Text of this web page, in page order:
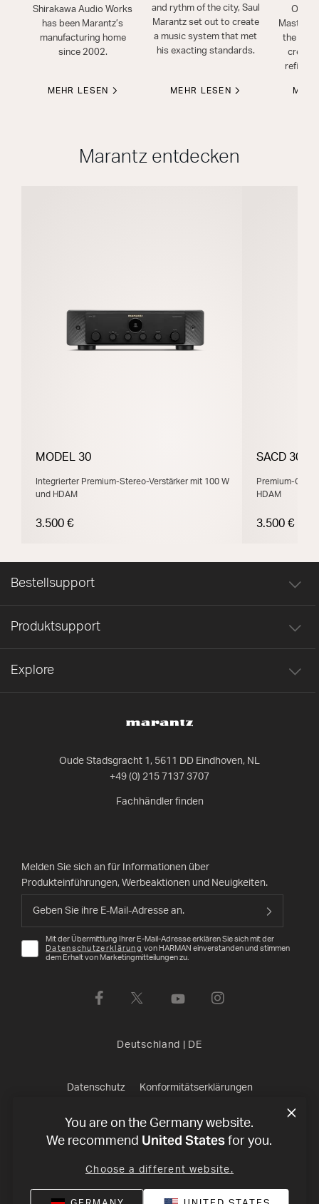
Shirakawa Audio Works
has been Marantz’s
manufacturing home
since 2002.
MEHR LESEN
and rythm of the city, Saul
Marantz set out to create
a music system that met
his exacting standards.
MEHR LESEN
Our
Masters
the art
create
refined
Marantz entdecken
MODEL 30
Integrierter Premium-Stereo-Verstärker mit 100 W
und HDAM
3.500 €
SACD 30n
Premium-CD-
HDAM
3.500 €
Oude Stadsgracht 1, 5611 DD Eindhoven, NL
+49 (0) 215 7137 3707
Fachhändler finden
Bestellsupport
Produktsupport
Explore
Melden Sie sich an für Informationen über
Produkteinführungen, Werbeaktionen und Neuigkeiten.
Mit der Übermittlung Ihrer E-Mail-Adresse erklären Sie sich mit der
Datenschutzerklärung von HARMAN einverstanden und stimmen
dem Erhalt von Marketingmitteilungen zu.
Deutschland DE
Datenschutz Konformitätserklärungen
Verkaufsbedingungen Impressum © 2026 Harman
International Industries, Incorporated. All rights reserved.
You are on the Germany website.
We recommend United States for you.
Choose a different website.